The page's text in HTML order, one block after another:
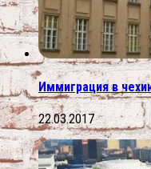
Иммиграция в
22.03.2017